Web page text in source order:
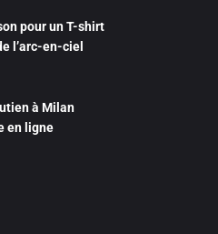
pour un T-shirt
l’arc-en-ciel
à Milan
en ligne